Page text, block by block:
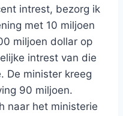
intrest, bezorg ik
met 10 miljoen
miljoen dollar op
intrest van die
De minister kreeg
90 miljoen.
naar het ministerie